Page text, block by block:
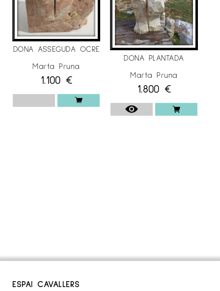
DONA ASSEGUDA OCRE
Marta Pruna
1.100 €
DONA PLANTADA
Marta Pruna
1.800 €
ESPAI CAVALLERS